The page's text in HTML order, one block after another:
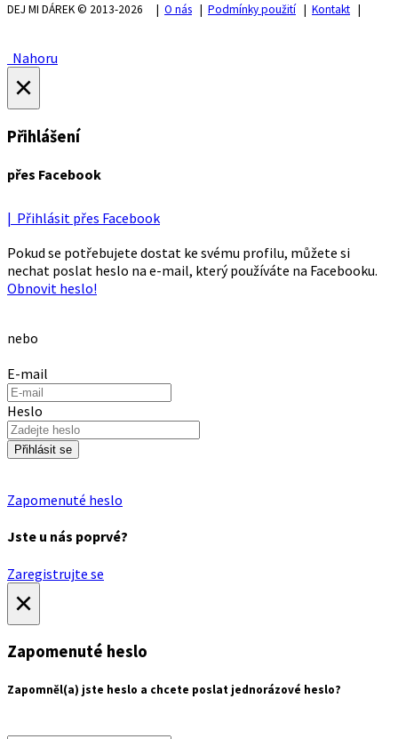
DEJ MI DÁREK © 2013-2026 | O nás | Podmínky použití| Kontakt |
Nahoru
×
Přihlášení
přes Facebook
| Přihlásit přes Facebook
Pokud se potřebujete dostat ke svému profilu, můžete si
nechat poslat heslo na e-mail, který používáte na Facebooku.
Obnovit heslo!
nebo
E-mail
Heslo
Přihlásit se
Zapomenuté heslo
Jste u nás poprvé?
Zaregistrujte se
×
Zapomenuté heslo
Zapomněl(a) jste heslo a chcete poslat jednorázové heslo?